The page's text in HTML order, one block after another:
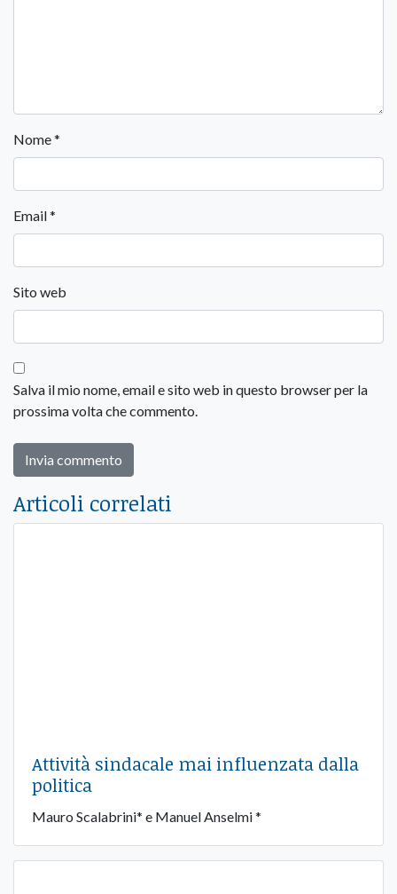
Nome*
Email*
Sito web
Salva il mio nome, email e sito web in questo browser per la
prossima volta che commento.
Articoli correlati
Attività sindacale mai influenzata dalla
politica
Mauro Scalabrini* e Manuel Anselmi *